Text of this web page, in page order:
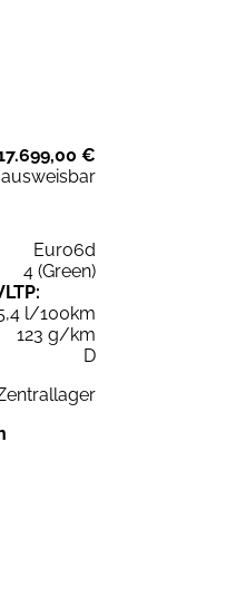
€
ausweisbar
Euro6d
4 (Green)
l/100km
123 g/km
D